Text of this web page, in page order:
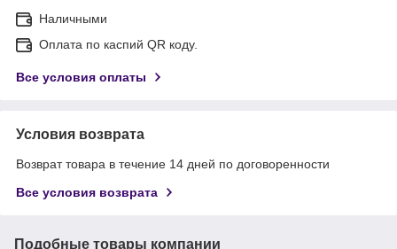
Наличными
Оплата по каспий QR коду.
Все условия оплаты
Условия возврата
Возврат товара в течение 14 дней по договоренности
Все условия возврата
Подобные товары компании